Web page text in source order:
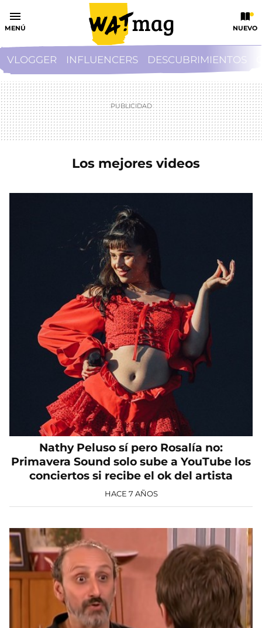
MENÚ NUEVO
VLOGGER INFLUENCERS DESCUBRIMIENTOS
Los mejores videos
Nathy Peluso sí pero Rosalía no:
Primavera Sound solo sube a YouTube los
conciertos si recibe el ok del artista
HACE 7 AÑOS